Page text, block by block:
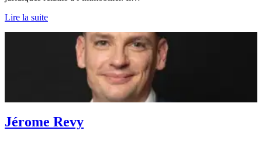
Lire la suite
Jérome Revy